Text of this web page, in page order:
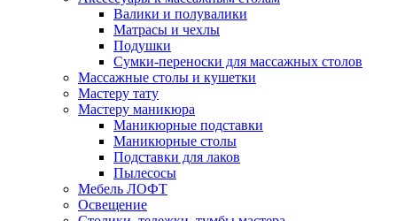
Валики и полувалики
Матрасы и чехлы
Подушки
Сумки-переноски для массажных столов
Массажные столы и кушетки
Мастеру тату
Мастеру маникюра
Маникюрные подставки
Маникюрные столы
Подставки для лаков
Пылесосы
Мебель ЛОФТ
Освещение